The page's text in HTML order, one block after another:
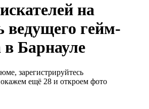
на
ведущего гейм-
в Барнауле
зарегистрируйтесь
ещё 28 и откроем фото